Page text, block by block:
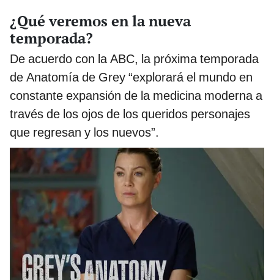
¿Qué veremos en la nueva
temporada?
De acuerdo con la ABC, la próxima temporada
de Anatomía de Grey “explorará el mundo en
constante expansión de la medicina moderna a
través de los ojos de los queridos personajes
que regresan y los nuevos”.